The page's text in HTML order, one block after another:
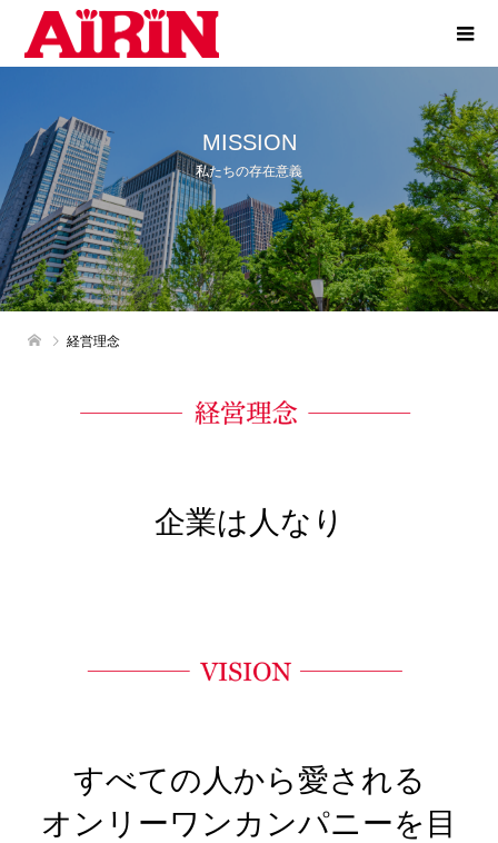
MISSION
私たちの存在意義
経営理念
企業は人なり
すべての人から愛される
オンリーワンカンパニーを目